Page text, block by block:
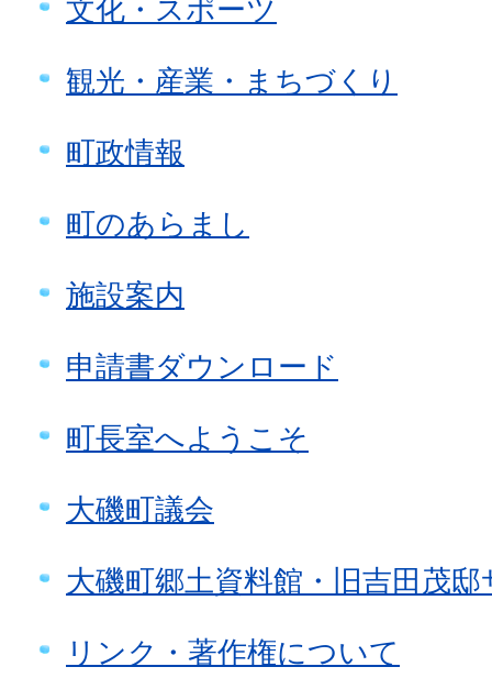
文化・スポーツ
観光・産業・まちづくり
町政情報
町のあらまし
施設案内
申請書ダウンロード
町長室へようこそ
大磯町議会
大磯町郷土資料館・旧吉田茂
リンク・著作権について